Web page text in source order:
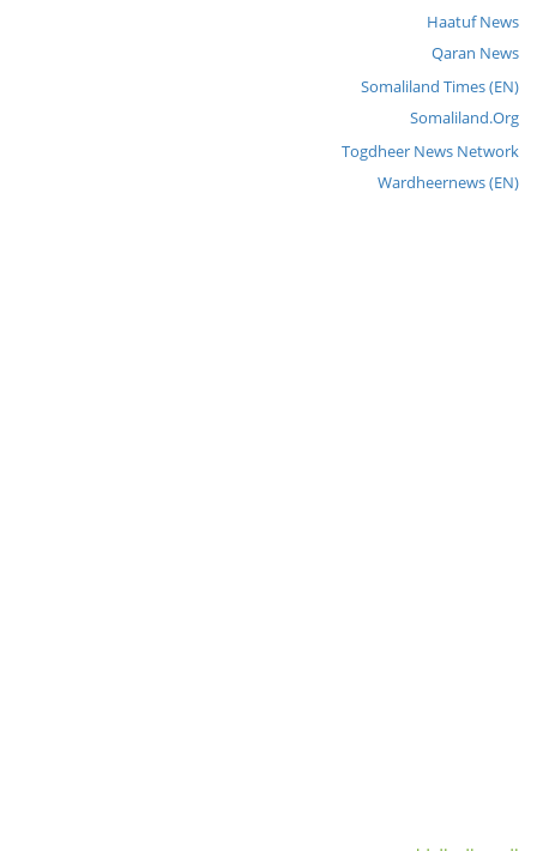
Haatuf News
Qaran News
Somaliland Times (EN)
Somaliland.Org
Togdheer News Network
Wardheernews (EN)